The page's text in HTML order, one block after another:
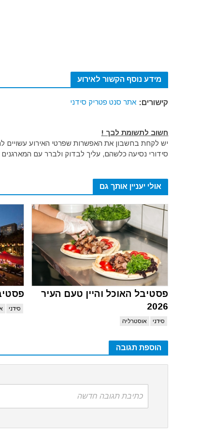
מידע נוסף הקשור לאירוע
קישורים: אתר סנט פטריק סידני
חשוב לתשומת לבך !
יש לקחת בחשבון את האפשרות שפרטי האירוע עשויים
סידורי נסיעה כלשהם, עליך לבדוק ולברר עם
אולי יעניין אותך גם
פסטיבל האוכל והיין טעם העיר
2026
סידני אוסטרליה
פסטיבל
סידני
הוספת תגובה
כתיבת תגובה חדשה